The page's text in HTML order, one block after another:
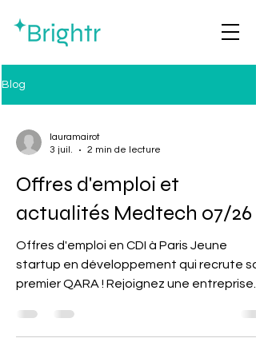
Blog
lauramairot
3 juil.
2 min de lecture
Offres d'emploi et
actualités Medtech 07/26
Offres d'emploi en CDI à Paris Jeune
startup en développement qui recrute
premier QARA ! Rejoignez une entreprise
dispositif médical physique innovant. Le
challenge: accompagner l'entreprise à